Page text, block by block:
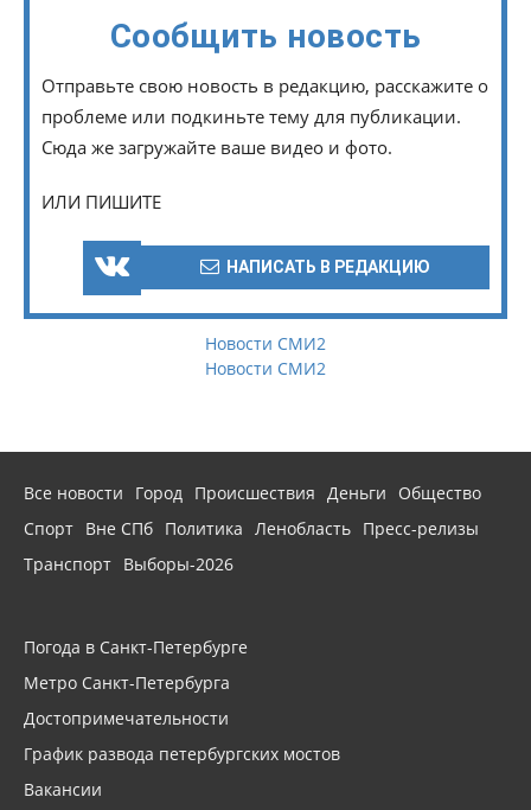
Сообщить новость
Отправьте свою новость в редакцию, расскажите о
проблеме или подкиньте тему для публикации.
Сюда же загружайте ваше видео и фото.
ИЛИ ПИШИТЕ
НАПИСАТЬ В РЕДАКЦИЮ
Новости СМИ2
Новости СМИ2
Все новости Город Происшествия Деньги
Общество
Спорт Вне СПб Политика Ленобласть Пресс-релизы
Транспорт Выборы-2026
Погода в Санкт-Петербурге
Метро Санкт-Петербурга
Достопримечательности
График развода петербургских мостов
Вакансии